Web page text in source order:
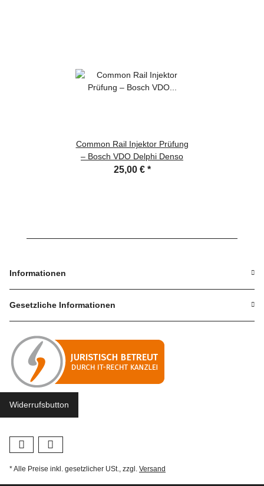
Common Rail Injektor Prüfung
– Bosch VDO Delphi Denso
25,00 € *
Informationen
Gesetzliche Informationen
Widerrufsbutton
* Alle Preise inkl. gesetzlicher USt., zzgl. Versand